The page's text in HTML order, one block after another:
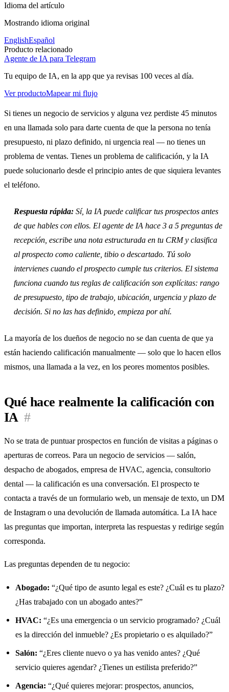
Idioma del artículo
Mostrando idioma original
EnglishEspañol
Producto relacionado
Agente de IA para Telegram
Tu equipo de IA, en la app que ya revisas 100 veces al día.
Ver productoMapear mi flujo
Si tienes un negocio de servicios y alguna vez perdiste 45 minutos
en una llamada solo para darte cuenta de que la persona no tenía
presupuesto, ni plazo definido, ni urgencia real — no tienes un
problema de ventas. Tienes un problema de calificación, y la IA
puede solucionarlo desde el principio antes de que siquiera levantes
el teléfono.
Respuesta rápida: Sí, la IA puede calificar tus prospectos antes
de que hables con ellos. El agente de IA hace 3 a 5 preguntas de
recepción, escribe una nota estructurada en tu CRM y clasifica
al prospecto como caliente, tibio o descartado. Tú solo
intervienes cuando el prospecto cumple tus criterios. El sistema
funciona cuando tus reglas de calificación son explícitas: rango
de presupuesto, tipo de trabajo, ubicación, urgencia y plazo de
decisión. Si no las has definido, empieza por ahí.
La mayoría de los dueños de negocio no se dan cuenta de que ya
están haciendo calificación manualmente — solo que lo hacen ellos
mismos, una llamada a la vez, en los peores momentos posibles.
Qué hace realmente la calificación con
IA #
No se trata de puntuar prospectos en función de visitas a páginas o
aperturas de correos. Para un negocio de servicios — salón,
despacho de abogados, empresa de HVAC, agencia, consultorio
dental — la calificación es una conversación. El prospecto te
contacta a través de un formulario web, un mensaje de texto, un DM
de Instagram o una devolución de llamada automática. La IA hace
las preguntas que importan, interpreta las respuestas y redirige según
corresponda.
Las preguntas dependen de tu negocio:
Abogado: “¿Qué tipo de asunto legal es este? ¿Cuál es tu plazo?
¿Has trabajado con un abogado antes?”
HVAC: “¿Es una emergencia o un servicio programado? ¿Cuál
es la dirección del inmueble? ¿Es propietario o es alquilado?”
Salón: “¿Eres cliente nuevo o ya has venido antes? ¿Qué
servicio quieres agendar? ¿Tienes un estilista preferido?”
Agencia: “¿Qué quieres mejorar: prospectos, anuncios,